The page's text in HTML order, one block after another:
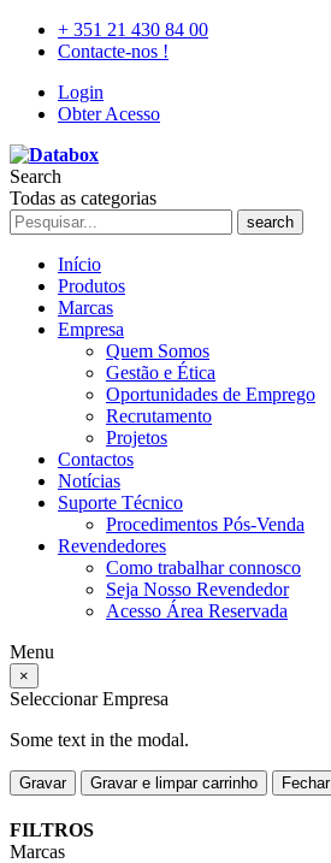
+ 351 21 430 84 00
Contacte-nos !
Login
Obter Acesso
Search
Todas as categorias
search
Início
Produtos
Marcas
Empresa
Quem Somos
Gestão e Ética
Oportunidades de Emprego
Recrutamento
Projetos
Contactos
Notícias
Suporte Técnico
Procedimentos Pós-Venda
Revendedores
Como trabalhar connosco
Seja Nosso Revendedor
Acesso Área Reservada
Menu
×
Seleccionar Empresa
Some text in the modal.
Gravar Gravar e limpar carrinho Fechar
FILTROS
Marcas